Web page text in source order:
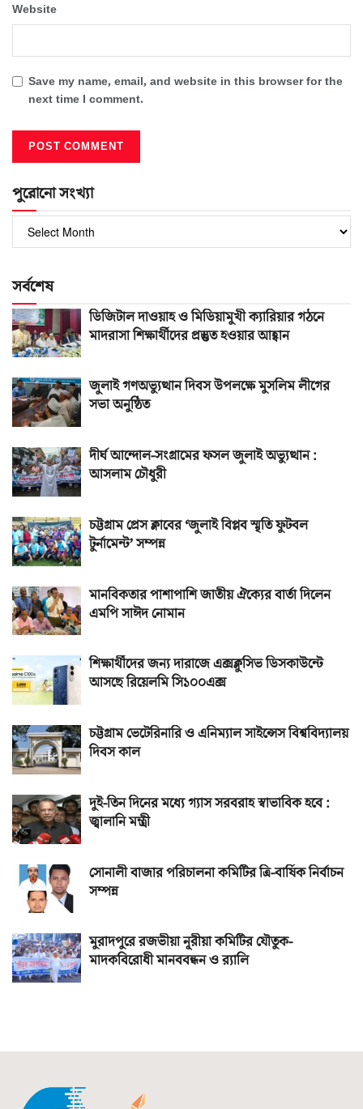
Website
Save my name, email, and website in this browser for the
next time I comment.
পুরোনো সংখ্যা
সংখ্যা
সর্বশেষ
ডিজিটাল দাওয়াহ ও মিডিয়ামুখী ক্যারিয়ার গঠনে
মাদরাসা শিক্ষার্থীদের প্রস্তুত হওয়ার আহ্বান
জুলাই গণঅভ্যুত্থান দিবস উপলক্ষে মুসলিম লীগের
সভা অনুষ্ঠিত
দীর্ঘ আন্দোল-সংগ্রামের ফসল জুলাই অভ্যুত্থান :
আসলাম চৌধুরী
চট্টগ্রাম প্রেস ক্লাবের ‘জুলাই বিপ্লব স্মৃতি ফুটবল
টুর্নামেন্ট’ সম্পন্ন
মানবিকতার পাশাপাশি জাতীয় ঐক্যের বার্তা দিলেন
এমপি সাঈদ নোমান
শিক্ষার্থীদের জন্য দারাজে এক্সক্লুসিভ ডিসকাউন্টে
আসছে রিয়েলমি সি১০০এক্স
চট্টগ্রাম ভেটেরিনারি ও এনিম্যাল সাইন্সেস বিশ্ববিদ্যালয়
দিবস কাল
দুই-তিন দিনের মধ্যে গ্যাস সরবরাহ স্বাভাবিক হবে :
জ্বালানি মন্ত্রী
সোনালী বাজার পরিচালনা কমিটির ত্রি-বার্ষিক নির্বাচন
সম্পন্ন
মুরাদপুরে রজভীয়া নূরীয়া কমিটির যৌতুক-
মাদকবিরোধী মানববন্ধন ও র‌্যালি